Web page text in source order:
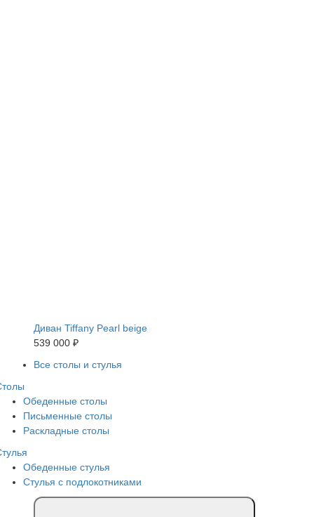
Диван Tiffany Pearl beige
539 000 ₽
Все столы и стулья
Обеденные столы
Письменные столы
Раскладные столы
Обеденные стулья
Стулья с подлокотниками